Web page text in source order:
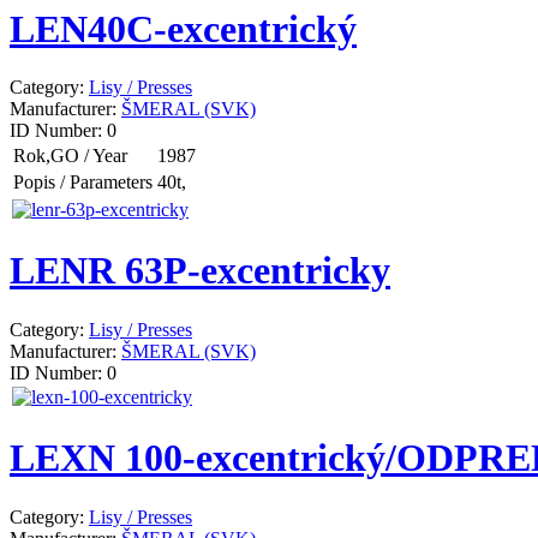
LEN40C-excentrický
Category: Lisy / Presses
Manufacturer: ŠMERAL (SVK)
ID Number: 0
Rok,GO / Year
1987
Popis / Parameters 40t,
LENR 63P-excentricky
Category: Lisy / Presses
Manufacturer: ŠMERAL (SVK)
ID Number: 0
LEXN 100-excentrický/
Category: Lisy / Presses